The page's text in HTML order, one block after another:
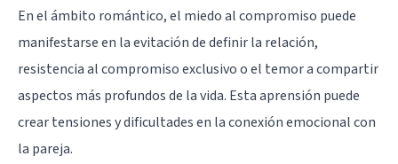
En el ámbito romántico, el miedo al compromiso puede
manifestarse en la evitación de definir la relación,
resistencia al compromiso exclusivo o el temor a compartir
aspectos más profundos de la vida. Esta aprensión puede
crear tensiones y dificultades en la conexión emocional con
la pareja.